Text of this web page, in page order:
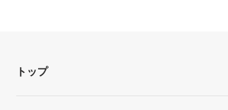
トップ